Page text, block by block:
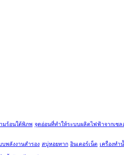
มร้อนใต้พิภพ จุดอ่อนที่ทำให้ระบบผลิตไฟฟ้าจากเซล
บพลังงานสำรอง สบู่หอยทาก อินเตอร์เน็ต เครื่องทำ